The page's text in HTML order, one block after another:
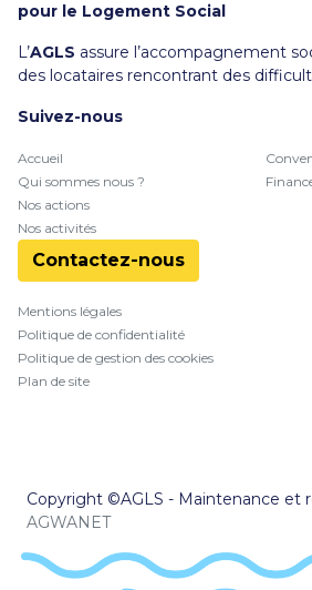
pour le Logement Social
L’AGLS assure l’accompagnement
des locataires rencontrant des
Suivez-nous
Accueil
Qui sommes nous ?
Nos actions
Nos activités
Contactez-nous
Mentions légales
Politique de confidentialité
Politique de gestion des cookies
Plan de site
Copyright ©AGLS - Maintenance et
AGWANET